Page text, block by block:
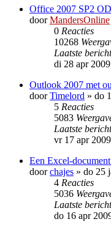
Office 2007 SP2
doorMandersOnline
0 Reacties
10268
Laatste
di 28 apr
Outlook 2007 met
doorTimelord » do
5 Reacties
5083
Laatste
vr 17 apr
Een Excel-
doorchajes » do 25
4 Reacties
5036
Laatste
do 16 apr